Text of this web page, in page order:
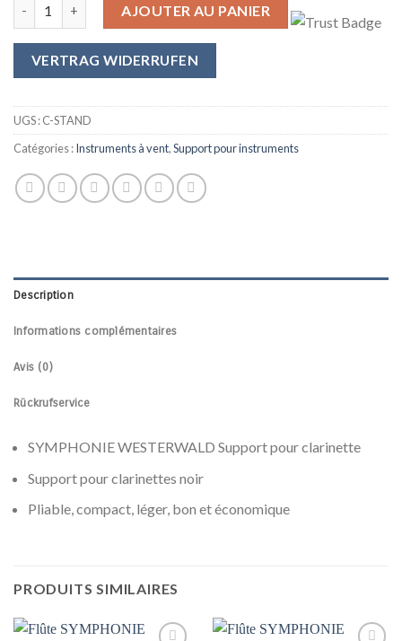
AJOUTER AU PANIER
VERTRAG WIDERRUFEN
UGS :C-STAND
Catégories :Instruments à vent,Support pour instruments
Description
Informations complémentaires
Avis (0)
Rückrufservice
SYMPHONIE WESTERWALD Support pour clarinette
Support pour clarinettes noir
Pliable, compact, léger, bon et économique
PRODUITS SIMILAIRES